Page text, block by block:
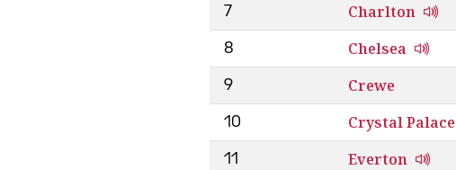
7 Charlton
8 Chelsea
9 Crewe
10 Crystal Palace
11 Everton